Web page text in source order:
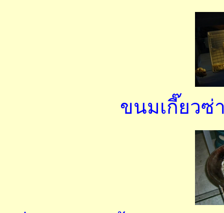
ขนมเกี๊ยวซ่